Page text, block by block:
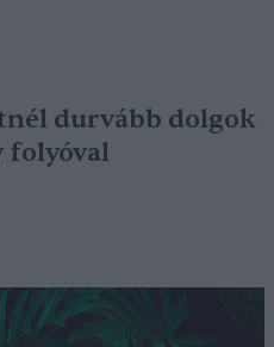
durvább dolgok
folyóval